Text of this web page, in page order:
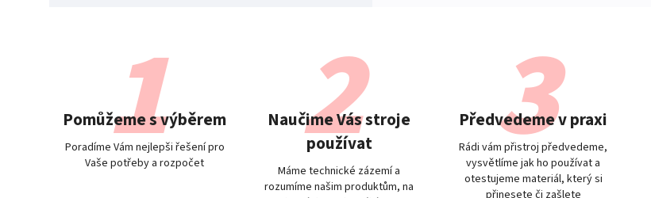
Pomůžeme s výběrem
Poradíme Vám nejlepši řešení pro
Vaše potřeby a rozpočet
Naučime Vás stroje
používat
Máme technické zázemí a
rozumíme našim produktům, na
Předvedeme v praxi
Rádi vám přistroj předvedeme,
vysvětlíme jak ho používat a
otestujeme materiál, který si
přinesete či zašlete